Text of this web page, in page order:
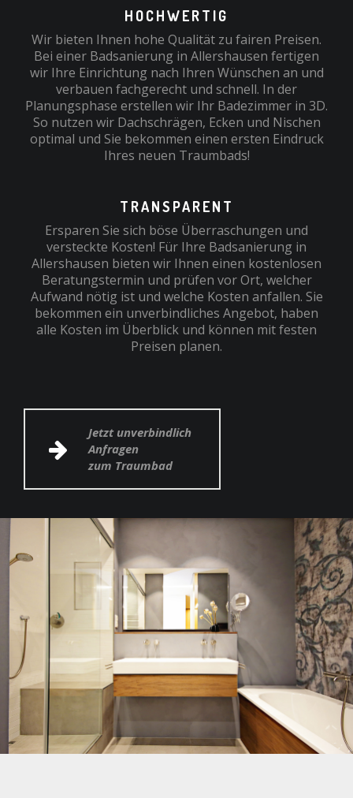
HOCHWERTIG
Wir bieten Ihnen hohe Qualität zu fairen Preisen.
Bei einer Badsanierung in Allershausen fertigen
wir Ihre Einrichtung nach Ihren Wünschen an und
verbauen fachgerecht und schnell. In der
Planungsphase erstellen wir Ihr Badezimmer in 3D.
So nutzen wir Dachschrägen, Ecken und Nischen
optimal und Sie bekommen einen ersten Eindruck
Ihres neuen Traumbads!
TRANSPARENT
Ersparen Sie sich böse Überraschungen und
versteckte Kosten! Für Ihre Badsanierung in
Allershausen bieten wir Ihnen einen kostenlosen
Beratungstermin und prüfen vor Ort, welcher
Aufwand nötig ist und welche Kosten anfallen. Sie
bekommen ein unverbindliches Angebot, haben
alle Kosten im Überblick und können mit festen
Preisen planen.
Jetzt unverbindlich
Anfragen
zum Traumbad